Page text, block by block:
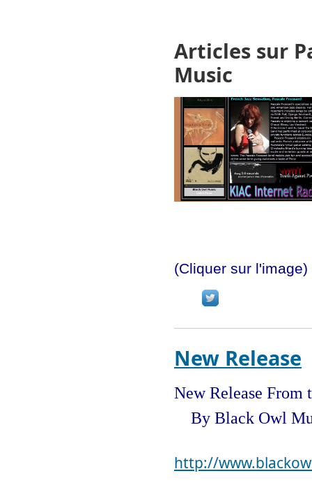
Articles sur
Music
(Cliquer sur l'image)
New Release
New Release
By Black Owl
http://